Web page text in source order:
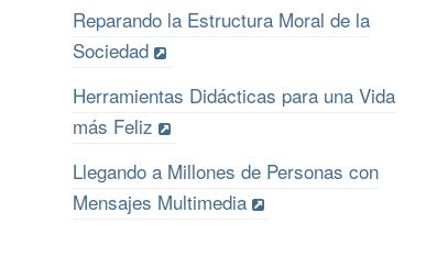
Reparando la Estructura Moral de la
Sociedad
Herramientas Didácticas para una Vida
más Feliz
Llegando a Millones de Personas con
Mensajes Multimedia